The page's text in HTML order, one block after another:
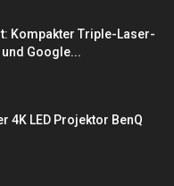
Kompakter Triple-Laser-
Google...
4K LED Projektor BenQ